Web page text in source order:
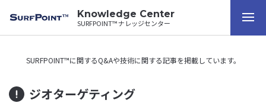
Knowledge Center
SURFPOINT™ ナレッジセンター
SURFPOINT™に関するQ&Aや技術に関する記事を掲載しています。
ジオターゲティング